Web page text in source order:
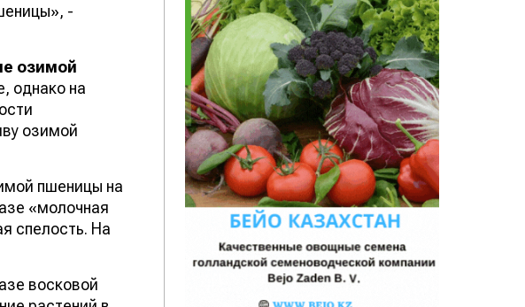
-
озимой
однако на
озимой
пшеницы на
«молочная
спелость. На
восковой